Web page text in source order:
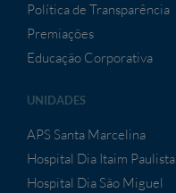
Política de Transparência
Premiações
Educação Corporativa
UNIDADES
APS Santa Marcelina
Hospital Dia Itaim Paulista
Hospital Dia São Miguel